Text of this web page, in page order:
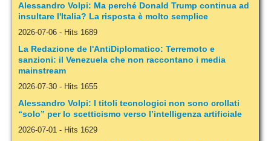
Alessandro Volpi: Ma perché Donald Trump continua ad
insultare l'Italia? La risposta è molto semplice
2026-07-06 - Hits 1689
La Redazione de l'AntiDiplomatico: Terremoto e
sanzioni: il Venezuela che non raccontano i media
mainstream
2026-07-30 - Hits 1655
Alessandro Volpi: I titoli tecnologici non sono crollati
“solo” per lo scetticismo verso l’intelligenza artificiale
2026-07-01 - Hits 1629